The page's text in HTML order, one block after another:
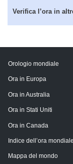
Verifica l’ora in
Orologio mondiale
Ora in Europa
Ora in Australia
Ora in Stati Uniti
Ora in Canada
Indice dell’ora mondiale
Mappa del mondo